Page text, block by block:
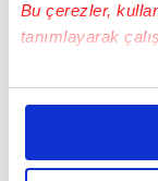
Bu çerezler,
tanımlayarak
Bu çerezlere izin
daha iyi reklam
amacımızın
Hollandalı
Neustadter,
Dinamo